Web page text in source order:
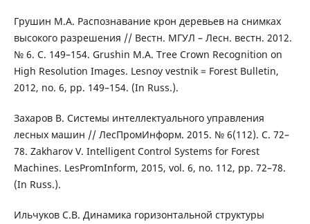
Грушин М.А. Распознавание крон деревьев на снимках
высокого разрешения // Вестн. МГУЛ – Лесн. вестн. 2012.
№ 6. С. 149–154. Grushin M.A. Tree Crown Recognition on
High Resolution Images. Lesnoy vestnik = Forest Bulletin,
2012, no. 6, pp. 149–154. (In Russ.).
Захаров В. Системы интеллектуального управления
лесных машин // ЛесПромИнформ. 2015. № 6(112). С. 72–
78. Zakharov V. Intelligent Control Systems for Forest
Machines. LesPromInform, 2015, vol. 6, no. 112, pp. 72–78.
(In Russ.).
Ильчуков С.В. Динамика горизонтальной структуры